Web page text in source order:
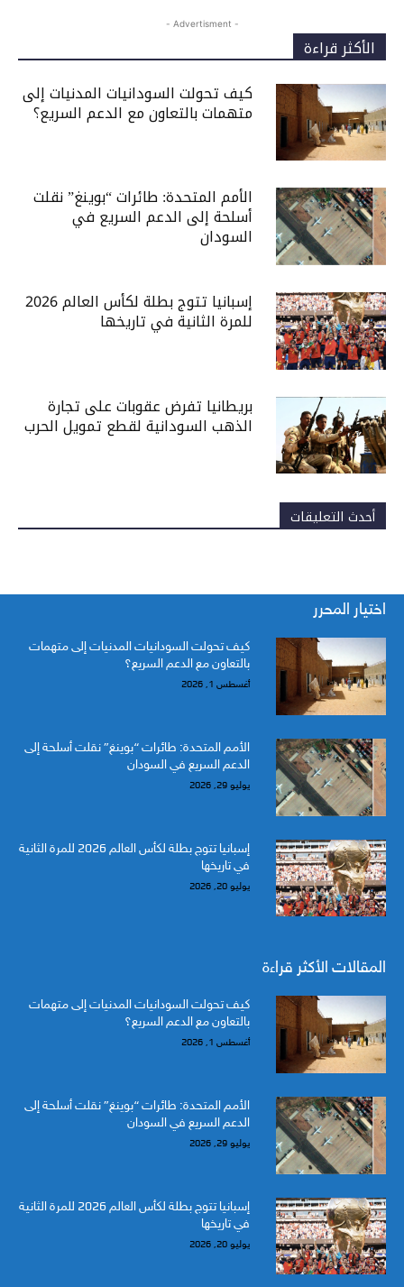
- Advertisment -
الأكثر قراءة
كيف تحولت السودانيات المدنيات إلى
متهمات بالتعاون مع الدعم السريع؟
الأمم المتحدة: طائرات “بوينغ” نقلت
أسلحة إلى الدعم السريع في
السودان
إسبانيا تتوج بطلة لكأس العالم 2026
للمرة الثانية في تاريخها
بريطانيا تفرض عقوبات على تجارة
الذهب السودانية لقطع تمويل الحرب
أحدث التعليقات
اختيار المحرر
كيف تحولت السودانيات المدنيات إلى متهمات
بالتعاون مع الدعم السريع؟
أغسطس 1, 2026
الأمم المتحدة: طائرات “بوينغ” نقلت أسلحة إلى
الدعم السريع في السودان
يوليو 29, 2026
إسبانيا تتوج بطلة لكأس العالم 2026 للمرة الثانية
في تاريخها
يوليو 20, 2026
المقالات الأكثر قراءة
كيف تحولت السودانيات المدنيات إلى متهمات
بالتعاون مع الدعم السريع؟
أغسطس 1, 2026
الأمم المتحدة: طائرات “بوينغ” نقلت أسلحة إلى
الدعم السريع في السودان
يوليو 29, 2026
إسبانيا تتوج بطلة لكأس العالم 2026 للمرة الثانية
في تاريخها
يوليو 20, 2026